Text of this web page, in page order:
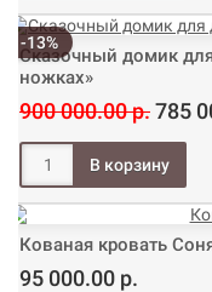
-13%
Сказочный домик
ножках»
900 000.00 р.785
Кованая кровать
95 000.00 р.